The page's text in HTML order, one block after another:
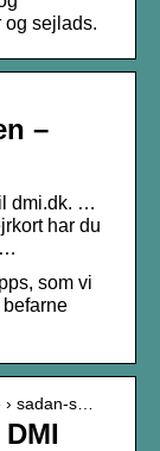
og sejlads.
–
dmi.dk. …
har du
…
som vi
sadan-s…